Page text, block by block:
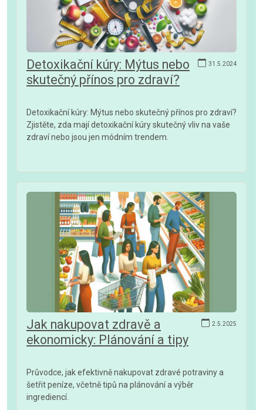
31.5.2024
Detoxikační kúry: Mýtus nebo
skutečný přínos pro zdraví?
Detoxikační kúry: Mýtus nebo skutečný přínos pro zdraví?
Zjistěte, zda mají detoxikační kúry skutečný vliv na vaše
zdraví nebo jsou jen módním trendem.
2.5.2025
Jak nakupovat zdravě a
ekonomicky: Plánování a tipy
Průvodce, jak efektivně nakupovat zdravé potraviny a
šetřit peníze, včetně tipů na plánování a výběr
ingrediencí.